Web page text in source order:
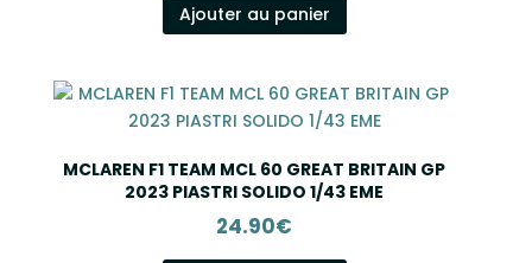
initial
était :
est :
Ajouter au panier
MCLAREN F1 TEAM MCL 60 GREAT BRITAIN GP
2023 PIASTRI SOLIDO 1/43 EME
24.90€